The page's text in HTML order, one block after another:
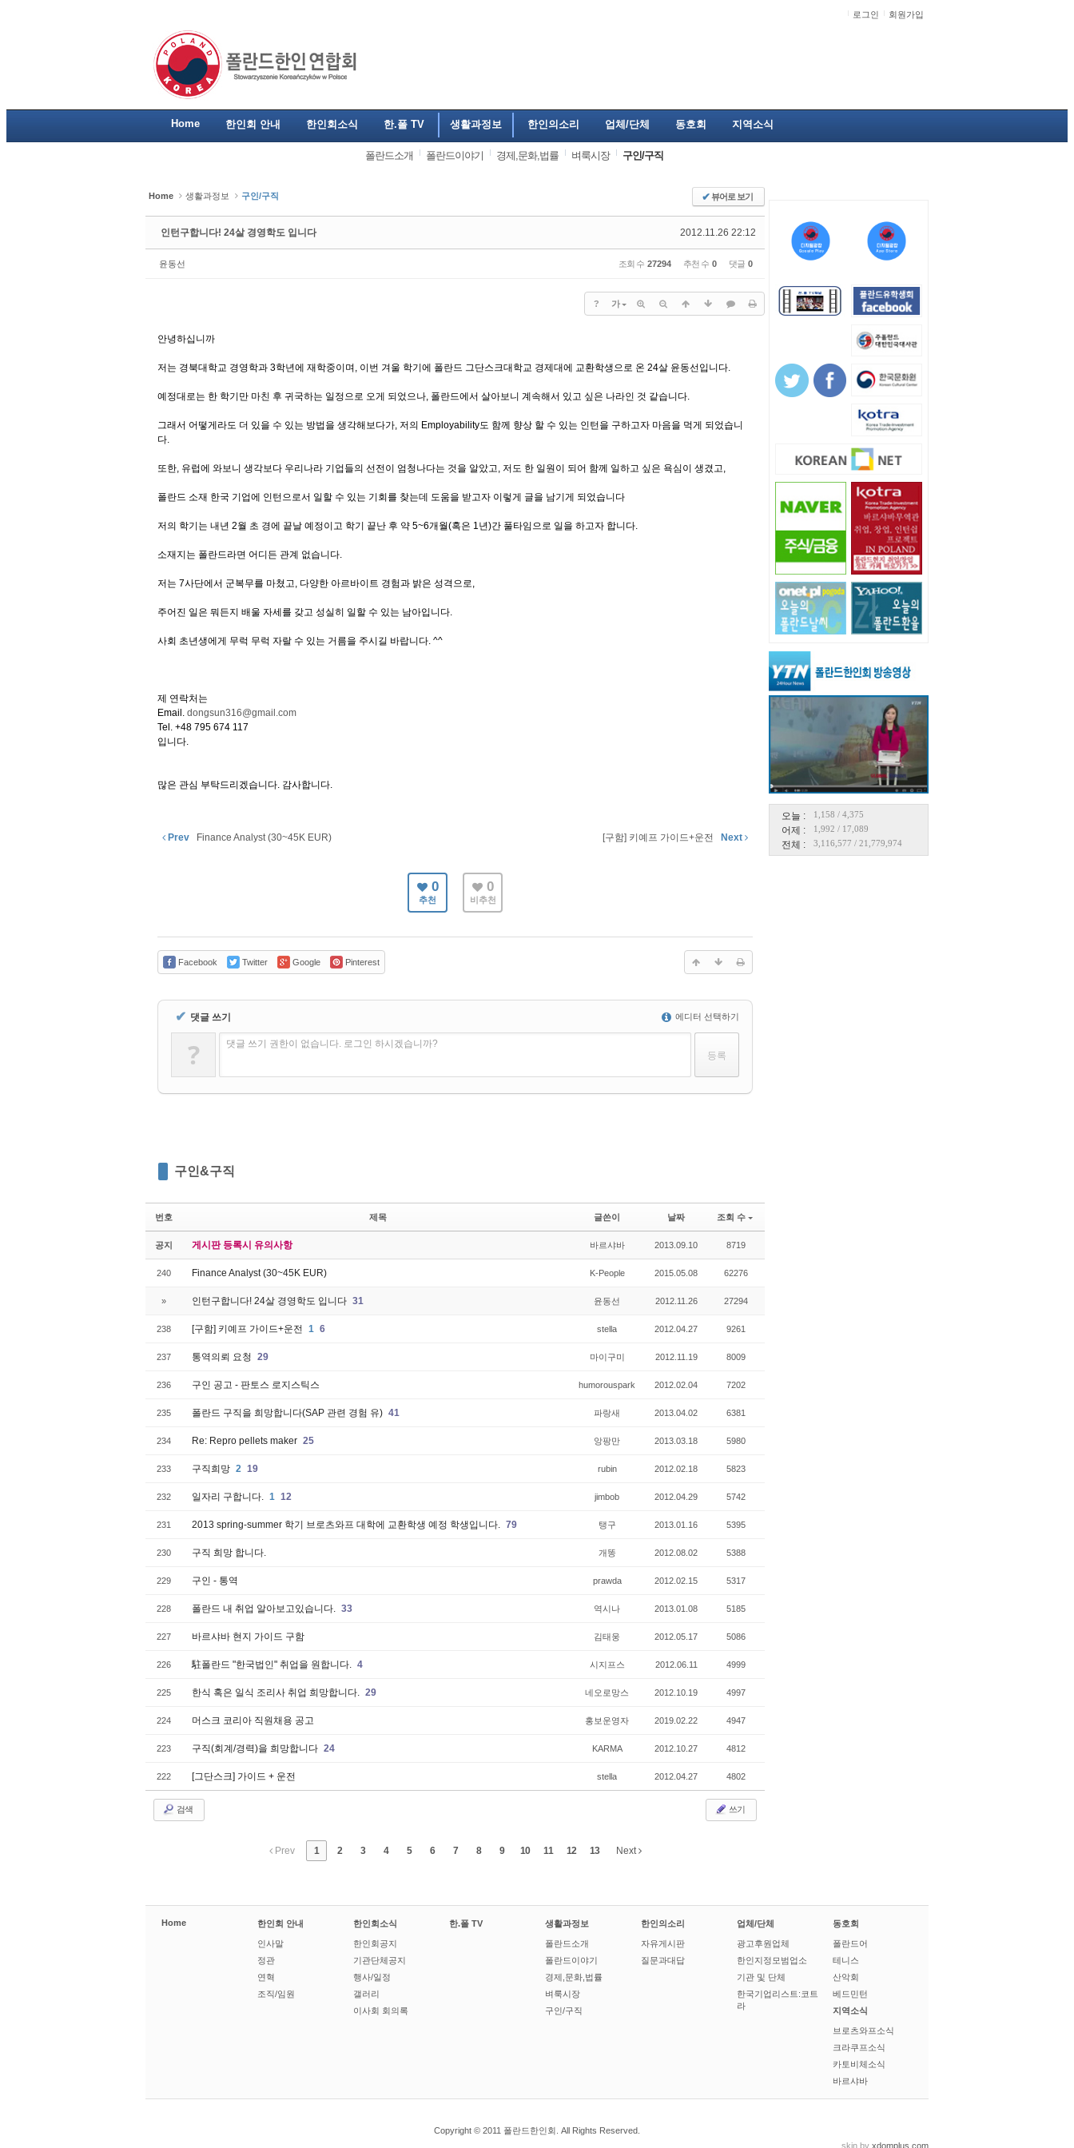
로그인 회원가입
Home 한인회 안내 한인회소식 한.폴 TV 생활과정보 한인의소리 업체/단체 동호회 지역소식
폴란드소개 폴란드이야기 경제,문화,법률 벼룩시장 구인/구직
오늘 : 1,158 / 4,375
어제 : 1,992 / 17,089
전체 : 3,116,577 / 21,779,974
Home 생활과정보 구인/구직 ✔뷰어로 보기
2012.11.26 22:12
인턴구합니다! 24살 경영학도 입니다
윤동선 조회 수 27294 추천 수 0 댓글 0
? 가
안녕하십니까
저는 경북대학교 경영학과 3학년에 재학중이며, 이번 겨울 학기에 폴란드 그단스크대학교 경제대에 교환학생으로 온 24살 윤동선입니다.
예정대로는 한 학기만 마친 후 귀국하는 일정으로 오게 되었으나, 폴란드에서 살아보니 계속해서 있고 싶은 나라인 것 같습니다.
그래서 어떻게라도 더 있을 수 있는 방법을 생각해보다가, 저의 Employability도 함께 향상 할 수 있는 인턴을 구하고자 마음을 먹게 되었습니
다.
또한, 유럽에 와보니 생각보다 우리나라 기업들의 선전이 엄청나다는 것을 알았고, 저도 한 일원이 되어 함께 일하고 싶은 욕심이 생겼고,
폴란드 소재 한국 기업에 인턴으로서 일할 수 있는 기회를 찾는데 도움을 받고자 이렇게 글을 남기게 되었습니다
저의 학기는 내년 2월 초 경에 끝날 예정이고 학기 끝난 후 약 5~6개월(혹은 1년)간 풀타임으로 일을 하고자 합니다.
소재지는 폴란드라면 어디든 관계 없습니다.
저는 7사단에서 군복무를 마쳤고, 다양한 아르바이트 경험과 밝은 성격으로,
주어진 일은 뭐든지 배울 자세를 갖고 성실히 일할 수 있는 남아입니다.
사회 초년생에게 무럭 무럭 자랄 수 있는 거름을 주시길 바랍니다. ^^
제 연락처는
Email. dongsun316@gmail.com
Tel. +48 795 674 117
입니다.
많은 관심 부탁드리겠습니다. 감사합니다.
Prev Finance Analyst (30~45K EUR) [구함] 키예프 가이드+운전 Next
0
추천
0
비추천
Facebook Twitter Google Pinterest
✔ 댓글 쓰기 에디터 선택하기
? 댓글 쓰기 권한이 없습니다. 로그인 하시겠습니까?
구인&구직
번호 제목 글쓴이 날짜 조회 수
공지 게시판 등록시 유의사항 바르샤바 2013.09.10 8719
240 Finance Analyst (30~45K EUR) K-People 2015.05.08 62276
» 인턴구합니다! 24살 경영학도 입니다 31 윤동선 2012.11.26 27294
238 [구함] 키예프 가이드+운전 1 6 stella 2012.04.27 9261
237 통역의뢰 요청 29 마이구미 2012.11.19 8009
236 구인 공고 - 판토스 로지스틱스 humorouspark 2012.02.04 7202
235 폴란드 구직을 희망합니다(SAP 관련 경험 유) 41 파랑새 2013.04.02 6381
234 Re: Repro pellets maker 25 앙팡만 2013.03.18 5980
233 구직희망 2 19 rubin 2012.02.18 5823
232 일자리 구합니다. 1 12 jimbob 2012.04.29 5742
231 2013 spring-summer 학기 브로츠와프 대학에 교환학생 예정 학생입니다. 79 탱구 2013.01.16 5395
230 구직 희망 합니다. 개똥 2012.08.02 5388
229 구인 - 통역 prawda 2012.02.15 5317
228 폴란드 내 취업 알아보고있습니다. 33 역시나 2013.01.08 5185
227 바르샤바 현지 가이드 구함 김태웅 2012.05.17 5086
226 駐폴란드 "한국법인" 취업을 원합니다. 4 시지프스 2012.06.11 4999
225 한식 혹은 일식 조리사 취업 희망합니다. 29 네오로망스 2012.10.19 4997
224 머스크 코리아 직원채용 공고 홍보운영자 2019.02.22 4947
223 구직(회계/경력)을 희망합니다 24 KARMA 2012.10.27 4812
222 [그단스크] 가이드 + 운전 stella 2012.04.27 4802
검색 쓰기
Prev 1 2 3 4 5 6 7 8 9 10 11 12 13 Next
Home 한인회 안내
인사말
정관
연혁
조직/임원
한인회소식
한인회공지
기관단체공지
행사/일정
갤러리
이사회 회의록
한.폴 TV 생활과정보
폴란드소개
폴란드이야기
경제,문화,법률
벼룩시장
구인/구직
한인의소리
자유게시판
질문과대답
업체/단체
광고후원업체
한인지정모범업소
기관 및 단체
한국기업리스트:코트
라
동호회
폴란드어
테니스
산악회
베드민턴
지역소식
브로츠와프소식
크라쿠프소식
카토비체소식
바르샤바
Copyright © 2011 폴란드한인회. All Rights Reserved.
skin by xdomplus.com